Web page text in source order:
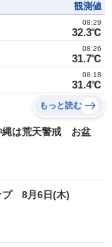
観測値
32.3℃
08:29
31.7℃
08:26
31.4℃
08:18
もっと読む
は荒天警戒 お盆
プ 8月6日(木)